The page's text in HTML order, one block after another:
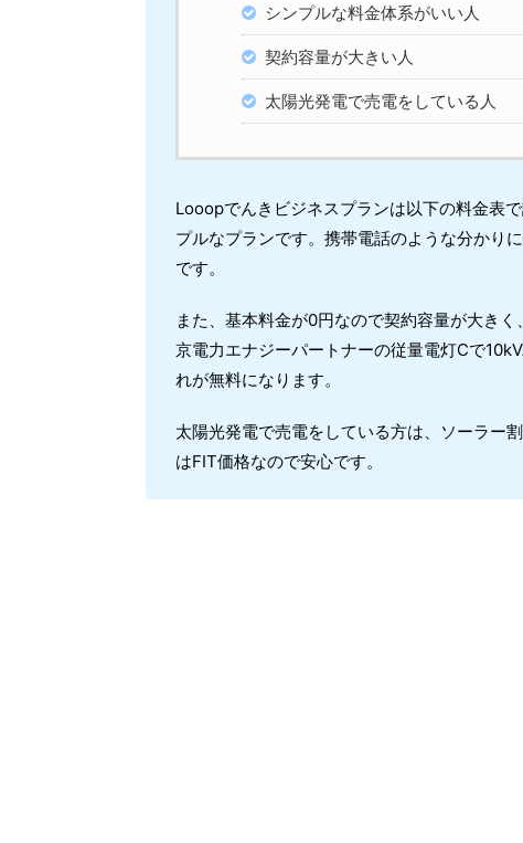
シンプルな料金体系がいい人
契約容量が大きい人
太陽光発電で売電をしている人
Looopでんきビジネスプランは以下の料金表
プルなプランです。携帯電話のような分かり
です。
また、基本料金が0円なので契約容量が大き
京電力エナジーパートナーの従量電灯Cで
れが無料になります。
太陽光発電で売電をしている方は、ソーラー
はFIT価格なので安心です。